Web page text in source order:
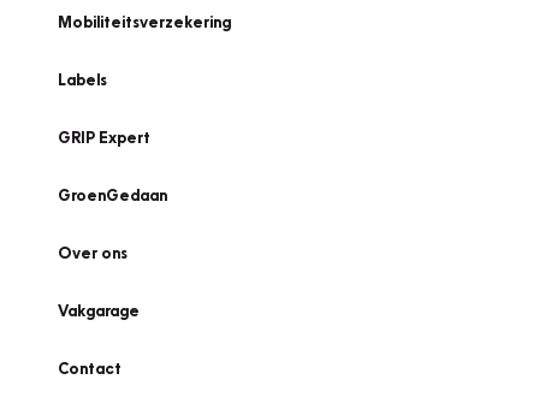
Mobiliteitsverzekering
Labels
GRIP Expert
GroenGedaan
Over ons
Vakgarage
Contact